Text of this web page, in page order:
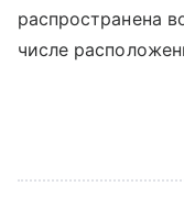
распространена
числе